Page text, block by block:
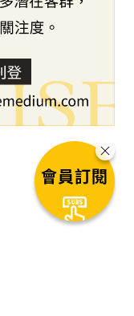
會員訂閱